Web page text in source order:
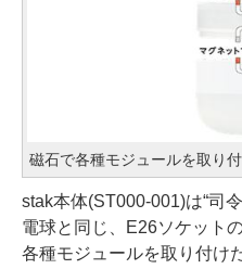
磁石で各種モジュールを取り
stak本体(ST000-001)は“司
電球と同じ、E26ソケット
各種モジュールを取り付け